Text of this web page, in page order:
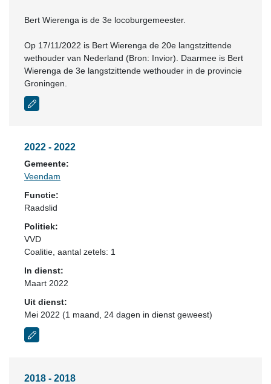
Bert Wierenga is de 3e locoburgemeester.
Op 17/11/2022 is Bert Wierenga de 20e langstzittende
wethouder van Nederland (Bron: Invior). Daarmee is Bert
Wierenga de 3e langstzittende wethouder in de provincie
Groningen.
2022 - 2022
Gemeente:
Veendam
Functie:
Raadslid
Politiek:
VVD
Coalitie , aantal zetels: 1
In dienst:
Maart 2022
Uit dienst:
Mei 2022 (1 maand, 24 dagen in dienst geweest)
2018 - 2018